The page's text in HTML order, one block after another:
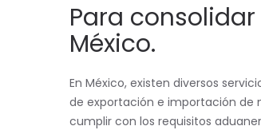
Para
México.
En México, existen diversos
de exportación e importación de
cumplir con los requisitos